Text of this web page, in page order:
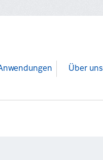
Über uns